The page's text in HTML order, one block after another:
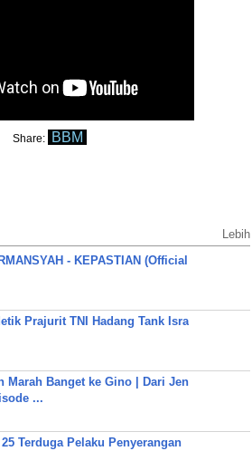
Share: BBM
Lebih
- KEPASTIAN (Official
Prajurit TNI Hadang Tank Isra
Marah Banget ke Gino | Dari Jen
...
Terduga Pelaku Penyerangan